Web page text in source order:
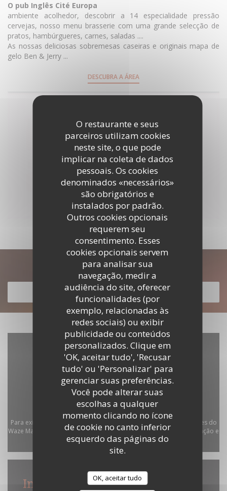
O restaurante e seus
parceiros utilizam cookies
neste site, o que pode
implicar na coleta de dados
pessoais. Os cookies
denominados «necessários»
são obrigatórios e
instalados por padrão.
Outros cookies opcionais
requerem seu
consentimento. Esses
cookies opcionais servem
para analisar sua
navegação, medir a
audiência do site, oferecer
funcionalidades (por
exemplo, relacionadas às
redes sociais) ou exibir
publicidade ou conteúdos
personalizados. Clique em
'OK, aceitar tudo', 'Recusar
tudo' ou 'Personalizar' para
gerenciar suas preferências.
Você pode alterar suas
escolhas a qualquer
momento clicando no ícone
de cookie no canto inferior
esquerdo das páginas do
site.
OK, aceitar tudo
O pub Inglês Cité Europa
ambiente acolhedor, descobrir a 14 especialidade pressão
cervejas, nosso menu brasserie com uma grande selecção de
pratos, hambúrgueres, carnes, saladas ....
As nossas deliciosas sobremesas caseiras e originais mapa de
gelo Ben & Jerry ...
DESCUBRA A ÁREA
Descubra o nosso menu
DESCUBRA O NOSSO MENU
Para exibir o mapa interativo do Waze, você deve aceitar os cookies do
Waze Map (Google). Esses cookies podem coletar dados de navegação e
localização. Autorizar
Informações gerais